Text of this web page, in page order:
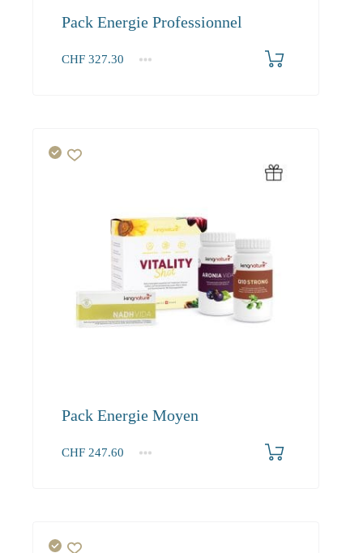
Pack Energie Professionnel
CHF 327.30
1+
Pack Energie Moyen
CHF 247.60
1+